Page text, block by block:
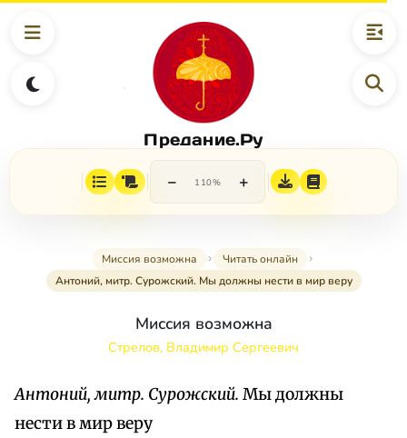
Предание.Ру
− 110% +
Миссия возможна
Читать онлайн
Антоний, митр. Сурожский. Мы должны нести в мир веру
Миссия возможна
Стрелов, Владимир Сергеевич
Антоний, митр. Сурожский. Мы должны
нести в мир веру